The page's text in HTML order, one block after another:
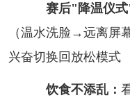
赛后"降温仪式
（温水洗脸→远离屏
兴奋切换回放松模式
饮食不添乱：